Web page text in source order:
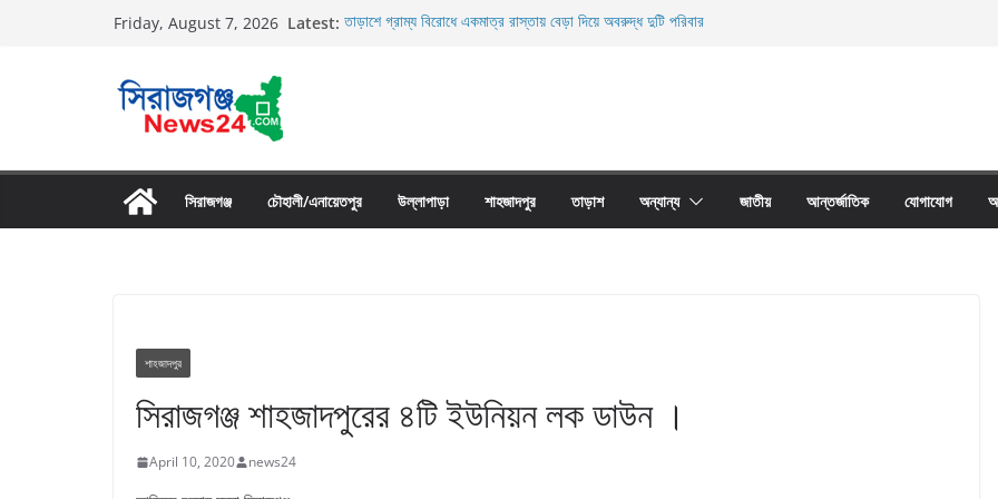
Friday, August 7, 2026 Latest: তাড়াশে গ্রাম্য বিরোধে একমাত্র রাস্তায় বেড়া দিয়ে অবরুদ্ধ দুটি পরিবার
সিরাজগঞ্জ চৌহালী/এনায়েতপুর উল্লাপাড়া শাহজাদপুর তাড়াশ অন্যান্য জাতীয় আন্তর্জাতিক যোগাযোগ
শাহজাদপুর
সিরাজগঞ্জ শাহজাদপুরের ৪টি ইউনিয়ন লক ডাউন ।
April 10, 2020 news24